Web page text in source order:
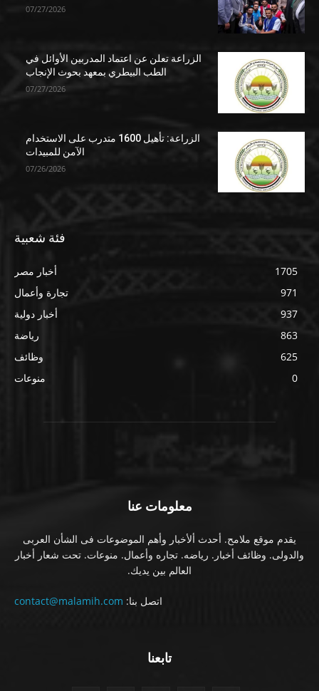
07/27/2026
الزراعة تعلن عن اعتماد المدربين الأوائل في
الطب البيطري بمعهد بحوث الإنجاب
07/27/2026
الزراعة: تأهيل 1600 متدرب على الاستخدام
الآمن للمبيدات
07/26/2026
فئة شعبية
أخبار مصر
1705
تجارة وأعمال
971
أخبار دولية
937
رياضة
863
وظائف
625
منوعات
0
معلومات عنا
يقدم موقع ملامح. أحدث ألأخبار وأهم الموضوعات فى الشأن العربى
والدولى. وظائف أخبار. رياضه. تجاره وأعمال. منوعات. تحت شعار أخبار
العالم بين يديك.
اتصل بنا: contact@malamih.com
تابعنا